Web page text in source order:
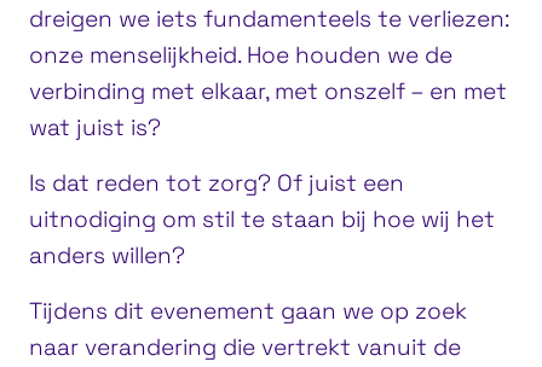
dreigen we iets fundamenteels te verliezen:
onze menselijkheid. Hoe houden we de
verbinding met elkaar, met onszelf – en met
wat juist is?
Is dat reden tot zorg? Of juist een
uitnodiging om stil te staan bij hoe wij het
anders willen?
Tijdens dit evenement gaan we op zoek
naar verandering die vertrekt vanuit de